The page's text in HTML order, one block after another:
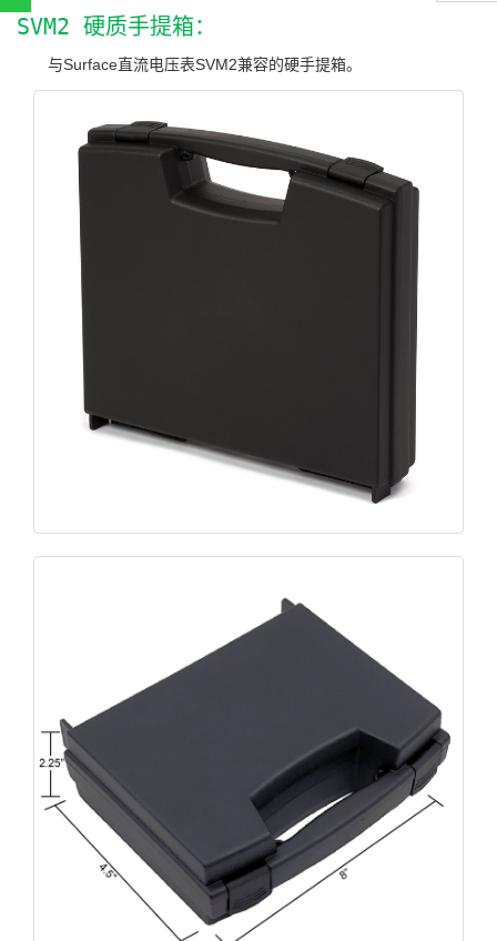
SVM2 硬质手提箱：
与Surface直流电压表SVM2兼容的硬手提箱。
扫一扫，关注官方账号
010-52867771